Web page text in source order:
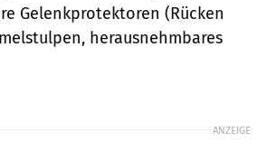
Gelenkprotektoren (Rücken
herausnehmbares
ANZEIGE